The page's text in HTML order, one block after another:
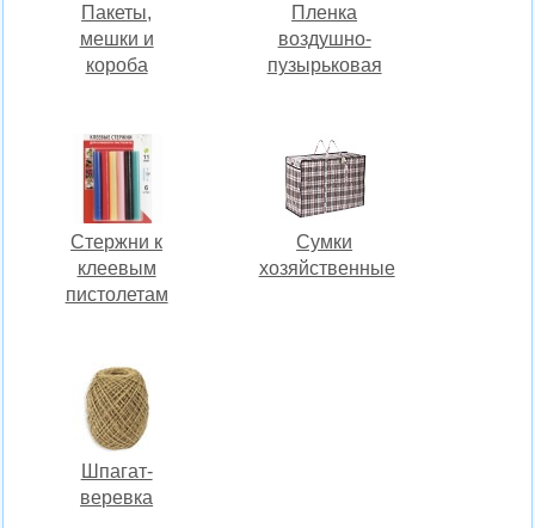
Пакеты,
мешки и
короба
Пленка
воздушно-
пузырьковая
Стержни к
клеевым
пистолетам
Сумки
хозяйственные
Шпагат-
веревка